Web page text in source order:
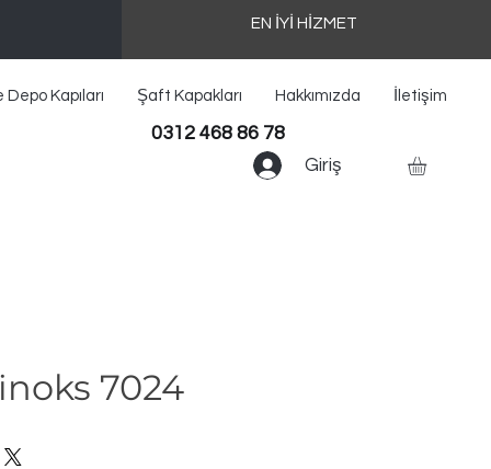
EN İYİ HİZMET
Depo Kapıları Şaft Kapakları Hakkımızda İletişim
Giriş
0312 468 86 78
7024